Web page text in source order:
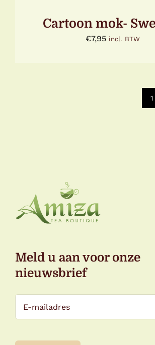
Cartoon mok-
€7,95 incl. BTW
1
Meld u aan voor onze
nieuwsbrief